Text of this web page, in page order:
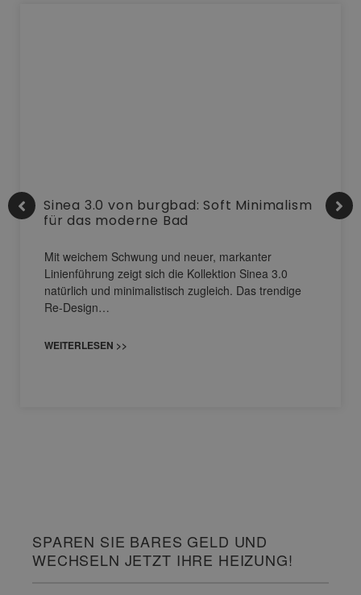
Sinea 3.0 von burgbad: Soft Minimalism
für das moderne Bad
Mit weichem Schwung und neuer, markanter
Linienführung zeigt sich die Kollektion Sinea 3.0
natürlich und minimalistisch zugleich. Das trendige
Re-Design…
WEITERLESEN >>
SPAREN SIE BARES GELD UND
WECHSELN JETZT IHRE HEIZUNG!